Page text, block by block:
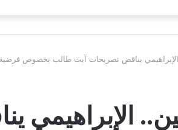
يناقض تصريحات آيت طالب بخصوص
الإبراهيمي